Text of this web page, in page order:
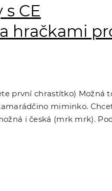
CE
hračkami
první chrastítko) Možná
miminko.
i česká (mrk mrk).